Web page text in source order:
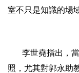
室不只是知識的場
李世堯指出，當
照，尤其對郭永助